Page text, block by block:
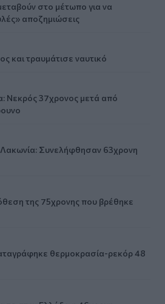
στο μέτωπο για να
αποζημιώσεις
και τραυμάτισε ναυτικό
Νεκρός 37χρονος μετά από
Συνελήφθησαν 63χρονη
της 75χρονης που βρέθηκε
θερμοκρασία-ρεκόρ 48